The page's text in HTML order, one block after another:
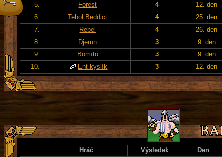
5.
Forest 4
12. den
6.
Tehol Beddict 4
25. den
7.
Rebel 4
26. den
8.
Djerun 3
9. den
9.
Bomíto 3
9. den
10.
Ent kyslík 3 12. den
Hráč Výsledek
Den